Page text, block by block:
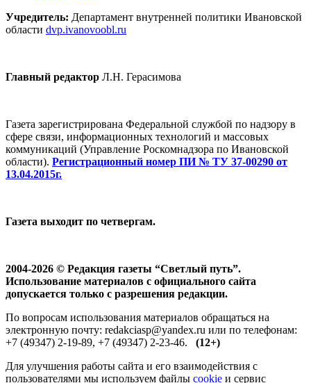
Учредитель: Департамент внутренней политики Ивановской
области dvp.ivanovoobl.ru
Главный редактор Л.Н. Герасимова
Газета зарегистрирована Федеральной службой по надзору в
сфере связи, информационных технологий и массовых
коммуникаций (Управление Роскомнадзора по Ивановской
области). Регистрационный номер ПИ № ТУ 37-00290 от
13.04.2015г.
Газета выходит по четвергам.
2004-2026 © Редакция газеты “Светлый путь”.
Использование материалов с официального сайта
допускается только с разрешения редакции.
По вопросам использования материалов обращаться на
электронную почту: redakciasp@yandex.ru или по телефонам:
+7 (49347) 2-19-89, +7 (49347) 2-23-46. (12+)
Для улучшения работы сайта и его взаимодействия с
пользователями мы используем файлы cookie и сервис